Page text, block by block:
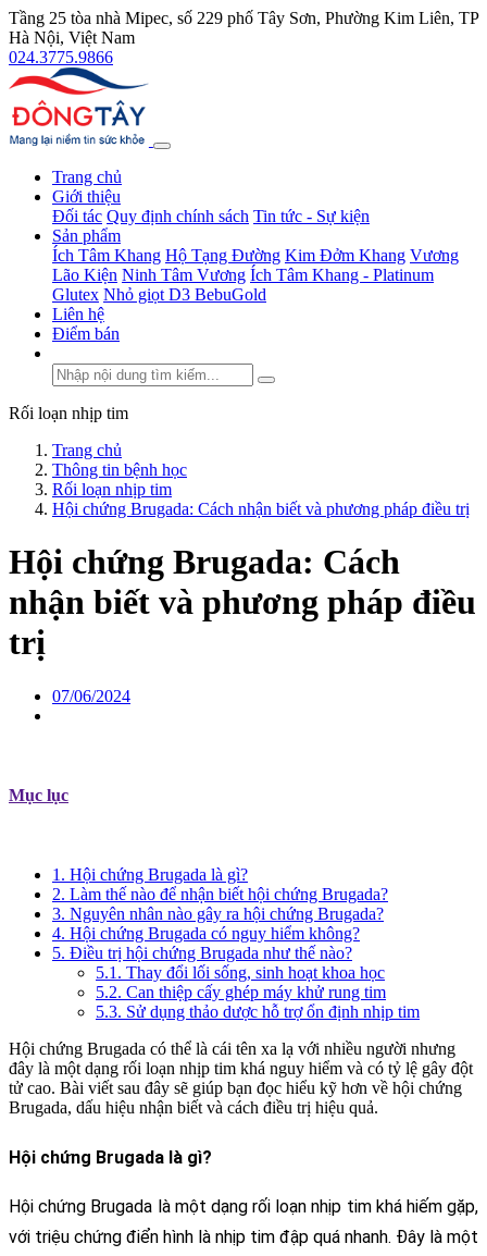
Tầng 25 tòa nhà Mipec, số 229 phố Tây Sơn, Phường Kim Liên, TP
Hà Nội, Việt Nam
024.3775.9866
Trang chủ
Giới thiệu
Đối tác Quy định chính sách Tin tức - Sự kiện
Sản phẩm
Ích Tâm Khang Hộ Tạng Đường Kim Đởm Khang Vương
Lão Kiện Ninh Tâm Vương Ích Tâm Khang - Platinum
Glutex Nhỏ giọt D3 BebuGold
Liên hệ
Điểm bán
Rối loạn nhịp tim
Trang chủ
Thông tin bệnh học
Rối loạn nhịp tim
Hội chứng Brugada: Cách nhận biết và phương pháp điều trị
Hội chứng Brugada: Cách
nhận biết và phương pháp điều
trị
07/06/2024
Mục lục
1. Hội chứng Brugada là gì?
2. Làm thế nào để nhận biết hội chứng Brugada?
3. Nguyên nhân nào gây ra hội chứng Brugada?
4. Hội chứng Brugada có nguy hiểm không?
5. Điều trị hội chứng Brugada như thế nào?
5.1. Thay đổi lối sống, sinh hoạt khoa học
5.2. Can thiệp cấy ghép máy khử rung tim
5.3. Sử dụng thảo dược hỗ trợ ổn định nhịp tim
Hội chứng Brugada có thể là cái tên xa lạ với nhiều người nhưng
đây là một dạng rối loạn nhịp tim khá nguy hiểm và có tỷ lệ gây đột
tử cao. Bài viết sau đây sẽ giúp bạn đọc hiểu kỹ hơn về hội chứng
Brugada, dấu hiệu nhận biết và cách điều trị hiệu quả.
Hội chứng Brugada là gì?
Hội chứng Brugada là một dạng rối loạn nhịp tim khá hiếm gặp,
với triệu chứng điển hình là nhịp tim đập quá nhanh. Đây là một